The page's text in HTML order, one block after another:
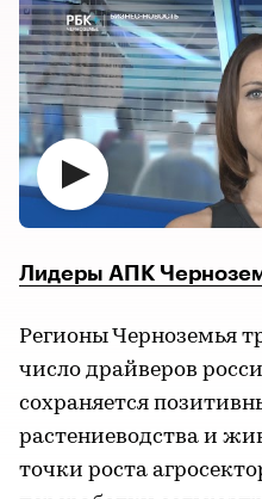
Лидеры АПК
Регионы Черноземья
число драйверов
сохраняется
растениеводства и
точки роста